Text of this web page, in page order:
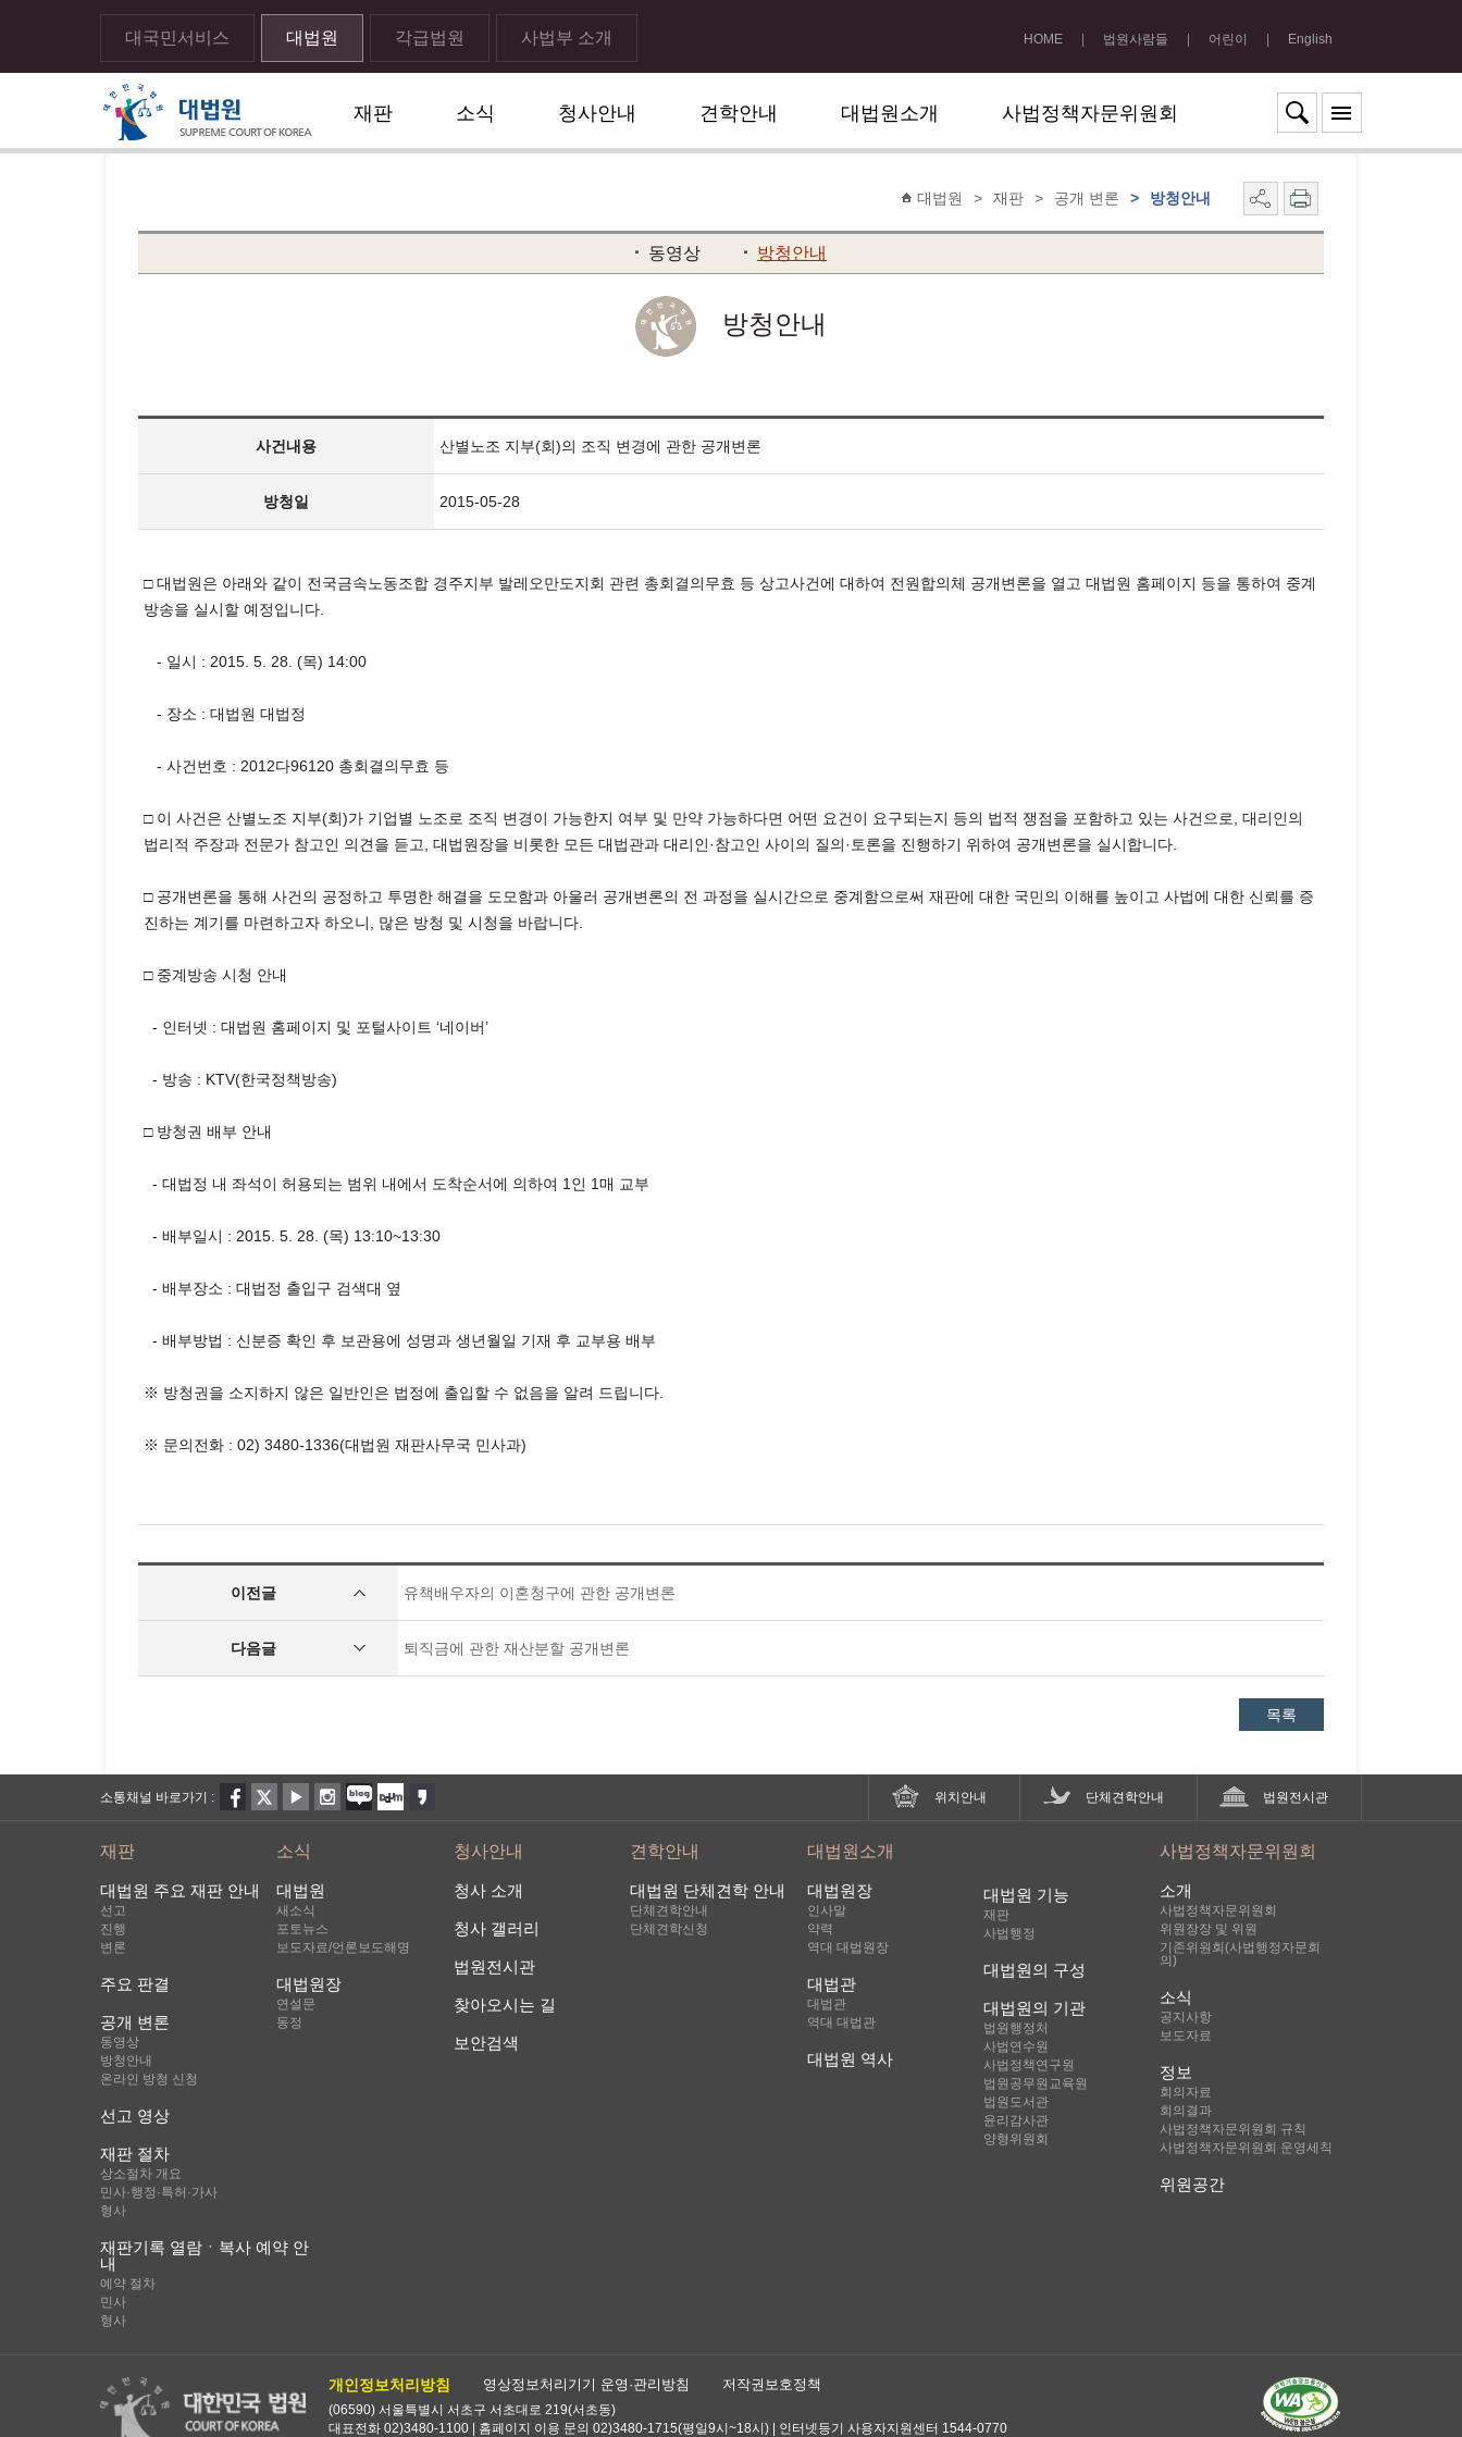
대국민서비스 대법원 각급법원 사법부 소개 HOME 법원사람들 어린이 English
재판 소식 청사안내 견학안내 대법원소개 사법정책자문위원회
메뉴전체보기
대법원 > 재판 > 공개 변론 > 방청안내
동영상 방청안내
방청안내
사건내용 산별노조 지부(회)의 조직 변경에 관한 공개변론
방청일 2015-05-28
□ 대법원은 아래와 같이 전국금속노동조합 경주지부 발레오만도지회 관련 총회결의무효 등 상고사건에 대하여 전원합의체 공개변론을 열고 대법원 홈페이지 등을 통하여 중계
방송을 실시할 예정입니다.
- 일시 : 2015. 5. 28. (목) 14:00
- 장소 : 대법원 대법정
- 사건번호 : 2012다96120 총회결의무효 등
□ 이 사건은 산별노조 지부(회)가 기업별 노조로 조직 변경이 가능한지 여부 및 만약 가능하다면 어떤 요건이 요구되는지 등의 법적 쟁점을 포함하고 있는 사건으로, 대리인의
법리적 주장과 전문가 참고인 의견을 듣고, 대법원장을 비롯한 모든 대법관과 대리인·참고인 사이의 질의·토론을 진행하기 위하여 공개변론을 실시합니다.
□ 공개변론을 통해 사건의 공정하고 투명한 해결을 도모함과 아울러 공개변론의 전 과정을 실시간으로 중계함으로써 재판에 대한 국민의 이해를 높이고 사법에 대한 신뢰를 증
진하는 계기를 마련하고자 하오니, 많은 방청 및 시청을 바랍니다.
□ 중계방송 시청 안내
- 인터넷 : 대법원 홈페이지 및 포털사이트 ‘네이버’
- 방송 : KTV(한국정책방송)
□ 방청권 배부 안내
- 대법정 내 좌석이 허용되는 범위 내에서 도착순서에 의하여 1인 1매 교부
- 배부일시 : 2015. 5. 28. (목) 13:10~13:30
- 배부장소 : 대법정 출입구 검색대 옆
- 배부방법 : 신분증 확인 후 보관용에 성명과 생년월일 기재 후 교부용 배부
※ 방청권을 소지하지 않은 일반인은 법정에 출입할 수 없음을 알려 드립니다.
※ 문의전화 : 02) 3480-1336(대법원 재판사무국 민사과)
이전글 유책배우자의 이혼청구에 관한 공개변론
다음글 퇴직금에 관한 재산분할 공개변론
목록
소통채널 바로가기 : 위치안내 단체견학안내 법원전시관
재판
대법원 주요 재판 안내
선고
진행
변론
주요 판결
공개 변론
동영상
방청안내
온라인 방청 신청
선고 영상
재판 절차
상소절차 개요
민사·행정·특허·가사
형사
재판기록 열람ㆍ복사 예약 안
내
예약 절차
민사
형사
소식
대법원
새소식
포토뉴스
보도자료/언론보도해명
대법원장
연설문
동정
청사안내
청사 소개
청사 갤러리
법원전시관
찾아오시는 길
보안검색
견학안내
대법원 단체견학 안내
단체견학안내
단체견학신청
대법원소개
대법원장
인사말
약력
역대 대법원장
대법관
대법관
역대 대법관
대법원 역사
대법원 기능
재판
사법행정
대법원의 구성
대법원의 기관
법원행정처
사법연수원
사법정책연구원
법원공무원교육원
법원도서관
윤리감사관
양형위원회
사법정책자문위원회
소개
사법정책자문위원회
위원장장 및 위원
기존위원회(사법행정자문회
의)
소식
공지사항
보도자료
정보
회의자료
회의결과
사법정책자문위원회 규칙
사법정책자문위원회 운영세칙
위원공간
개인정보처리방침 영상정보처리기기 운영·관리방침 저작권보호정책
(06590) 서울특별시 서초구 서초대로 219(서초동)
대표전화 02)3480-1100 | 홈페이지 이용 문의 02)3480-1715(평일9시~18시) | 인터넷등기 사용자지원센터 1544-0770